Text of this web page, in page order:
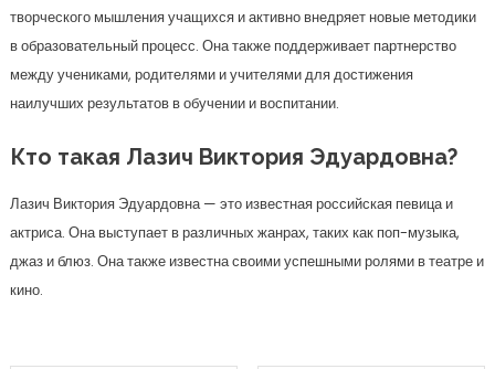
творческого мышления учащихся и активно внедряет новые методики
в образовательный процесс. Она также поддерживает партнерство
между учениками, родителями и учителями для достижения
наилучших результатов в обучении и воспитании.
Кто такая Лазич Виктория Эдуардовна?
Лазич Виктория Эдуардовна — это известная российская певица и
актриса. Она выступает в различных жанрах, таких как поп-музыка,
джаз и блюз. Она также известна своими успешными ролями в театре и
кино.